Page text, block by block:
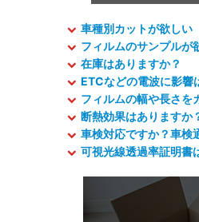
車種別カットが欲しい
フィルムのサンプルが
在庫はありますか？
ETCなどの電波に影響
フィルムの幅や長さを
断熱効果はありますか
車検対応ですか？車検
可視光線透過率証明書